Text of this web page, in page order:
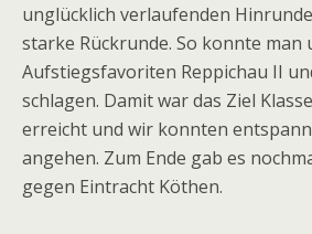
unglücklich verlaufenden
starke Rückrunde. So konnte man
Aufstiegsfavoriten Reppichau II
schlagen. Damit war das Ziel
erreicht und wir konnten
angehen. Zum Ende gab es
gegen Eintracht Köthen.